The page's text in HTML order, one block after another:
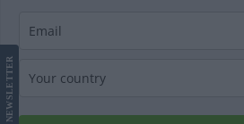
NEWS
LETTER